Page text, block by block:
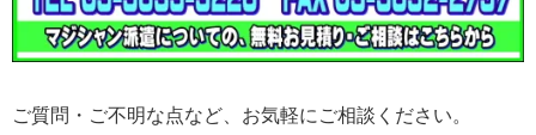
ご質問・ご不明な点など、お気軽にご相談ください。